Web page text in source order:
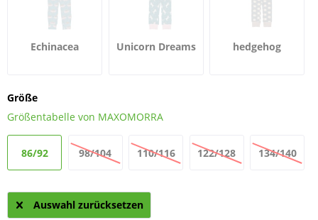
Echinacea Unicorn Dreams hedgehog
Größe
Größentabelle von MAXOMORRA
86/92 98/104 110/116 122/128 134/140
Auswahl zurücksetzen